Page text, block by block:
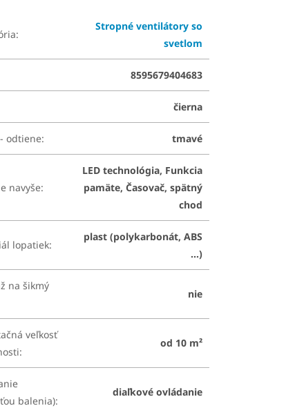
:
Stropné ventilátory so
svetlom
8595679404683
čierna
odtiene: tmavé
navyše:
LED technológia, Funkcia
pamäte, Časovač, spätný
chod
lopatiek:
plast (polykarbonát, ABS
...)
na šikmý
nie
veľkosť
:
od 10 m²
balenia):
diaľkové ovládanie